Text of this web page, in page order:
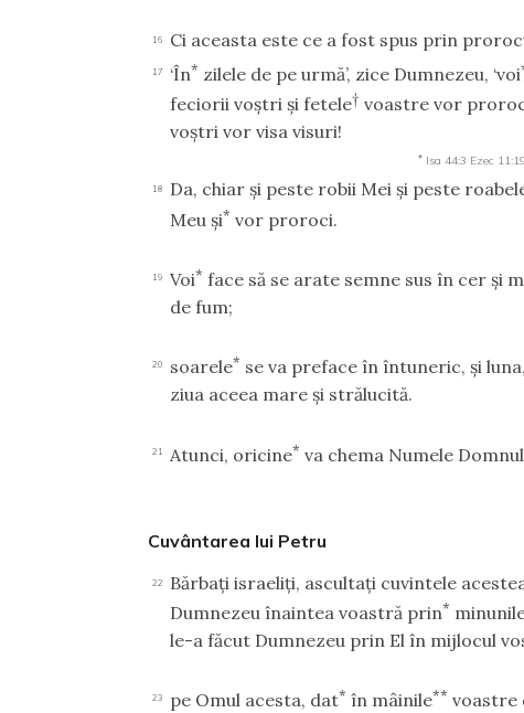
16 Ci aceasta este ce a fost spus prin
17 ‘În* zilele de pe urmă’, zice Dumnezeu, ‘voi
feciorii voştri şi fetele† voastre vor
voştri vor visa visuri!
* Isa 44:3 Ezec 11:19
18
Da, chiar şi peste robii Mei şi peste
Meu şi* vor proroci.
19 Voi* face să se arate semne sus în cer şi
de fum;
20 soarele* se va preface în întuneric, şi
ziua aceea mare şi strălucită.
21 Atunci, oricine* va chema Numele
Cuvântarea lui Petru
22
Bărbaţi israeliţi, ascultaţi cuvintele
Dumnezeu înaintea voastră prin*
le-a făcut Dumnezeu prin El în mijlocul
23 pe Omul acesta, dat* în mâinile** voastre